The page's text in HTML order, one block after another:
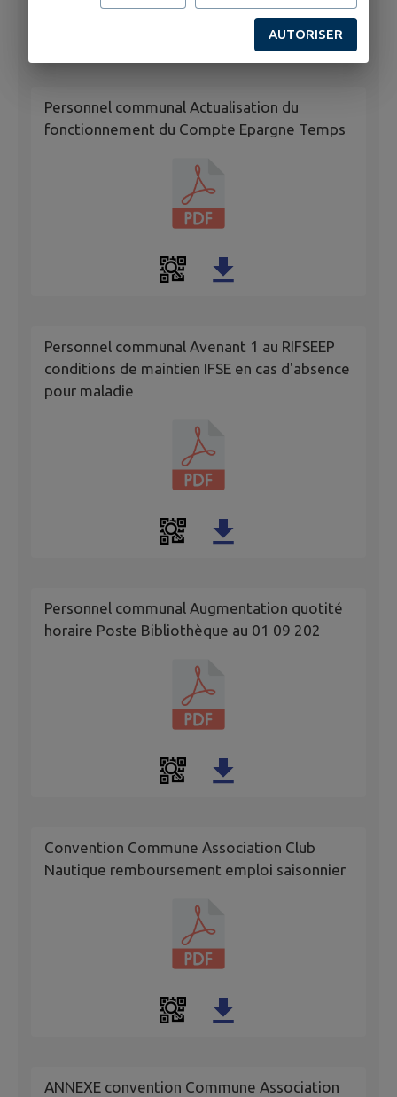
Personnel communal Actualisation du
fonctionnement du Compte Epargne Temps
Personnel communal Avenant 1 au RIFSEEP
conditions de maintien IFSE en cas d'absence
pour maladie
Personnel communal Augmentation quotité
horaire Poste Bibliothèque au 01 09 202
Convention Commune Association Club
Nautique remboursement emploi saisonnier
ANNEXE convention Commune Association
AUTORISER